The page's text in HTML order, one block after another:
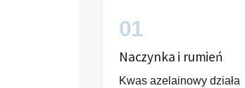
01
Naczynka i rumień
Kwas azelainowy działa